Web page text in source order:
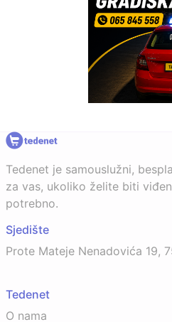
Tedenet je samouslužni,
za vas, ukoliko želite biti
potrebno.
Sjedište
Prote Mateje Nenadovića 19,
Tedenet
O nama